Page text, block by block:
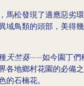
馬松發現了適應惡劣
域鳥類的頭部，美得
天竺葵——如今園丁們
各地鄉村花園的必備
的石楠花。